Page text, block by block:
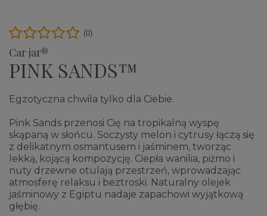
Car jar®
PINK SANDS™
(0)
Egzotyczna chwila tylko dla Ciebie.
Pink Sands przenosi Cię na tropikalną wyspę
skąpaną w słońcu. Soczysty melon i cytrusy łączą się
z delikatnym osmantusem i jaśminem, tworząc
lekką, kojącą kompozycję. Ciepła wanilia, piżmo i
nuty drzewne otulają przestrzeń, wprowadzając
atmosferę relaksu i beztroski. Naturalny olejek
jaśminowy z Egiptu nadaje zapachowi wyjątkową
głębię.